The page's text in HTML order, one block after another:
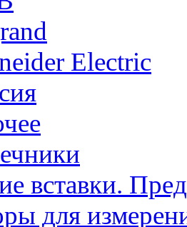
Electric
вставки.
для